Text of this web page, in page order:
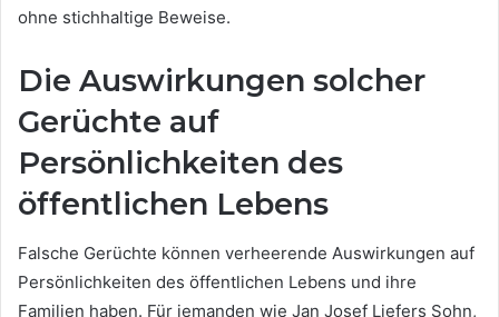
ohne stichhaltige Beweise.
Die Auswirkungen solcher
Gerüchte auf
Persönlichkeiten des
öffentlichen Lebens
Falsche Gerüchte können verheerende Auswirkungen auf
Persönlichkeiten des öffentlichen Lebens und ihre
Familien haben. Für jemanden wie Jan Josef Liefers Sohn,